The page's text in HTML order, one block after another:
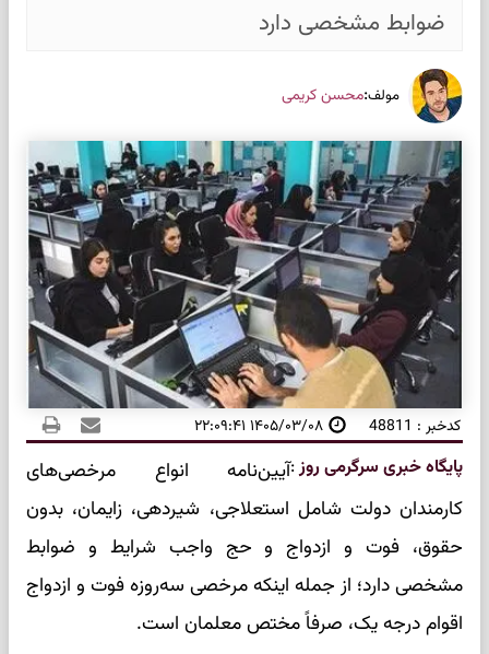
ضوابط مشخصی دارد
مولف:محسن کریمی
کدخبر : 48811 ۱۴۰۵/۰۳/۰۸ ۲۲:۰۹:۴۱
پایگاه خبری سرگرمی روز:آیین‌نامه انواع مرخصی‌های
کارمندان دولت شامل استعلاجی، شیردهی، زایمان، بدون
حقوق، فوت و ازدواج و حج واجب شرایط و ضوابط
مشخصی دارد؛ از جمله اینکه مرخصی سه‌روزه فوت و ازدواج
اقوام درجه یک، صرفاً مختص معلمان است.